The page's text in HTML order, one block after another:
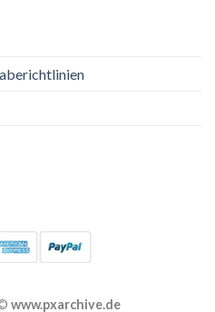
www.pxarchive.de